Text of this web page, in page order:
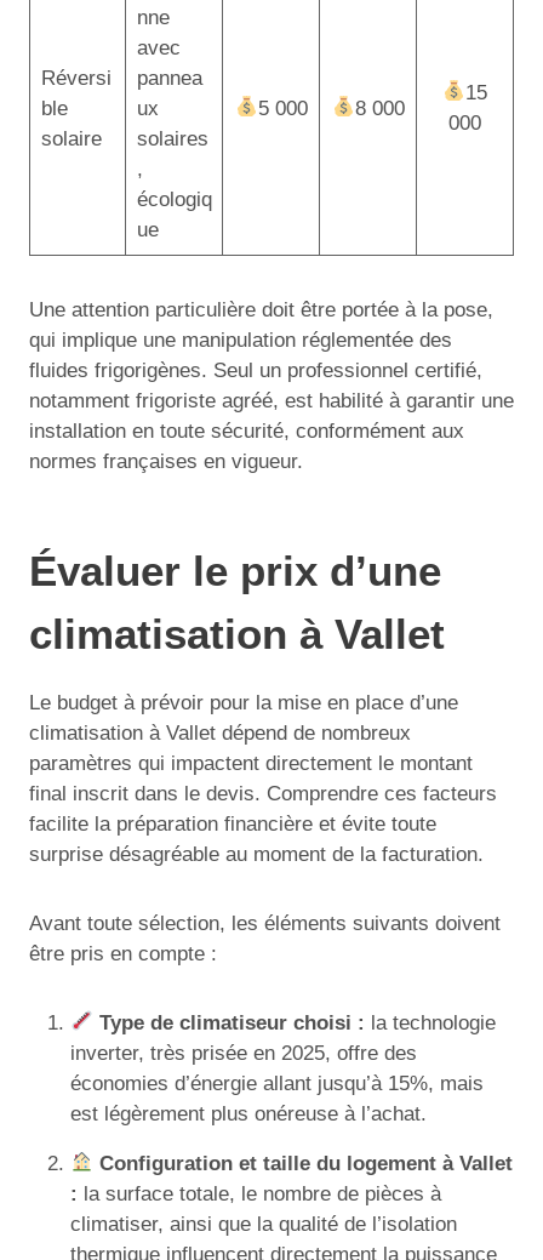
Réversi
ble
solaire
nne
avec
pannea
ux
solaires
,
écologiq
ue
5 000 8 000
15
000
Une attention particulière doit être portée à la pose,
qui implique une manipulation réglementée des
fluides frigorigènes. Seul un professionnel certifié,
notamment frigoriste agréé, est habilité à garantir une
installation en toute sécurité, conformément aux
normes françaises en vigueur.
Évaluer le prix d’une
climatisation à Vallet
Le budget à prévoir pour la mise en place d’une
climatisation à Vallet dépend de nombreux
paramètres qui impactent directement le montant
final inscrit dans le devis. Comprendre ces facteurs
facilite la préparation financière et évite toute
surprise désagréable au moment de la facturation.
Avant toute sélection, les éléments suivants doivent
être pris en compte :
Type de climatiseur choisi : la technologie
inverter, très prisée en 2025, offre des
économies d’énergie allant jusqu’à 15%, mais
est légèrement plus onéreuse à l’achat.
Configuration et taille du logement à Vallet
: la surface totale, le nombre de pièces à
climatiser, ainsi que la qualité de l’isolation
thermique influencent directement la puissance